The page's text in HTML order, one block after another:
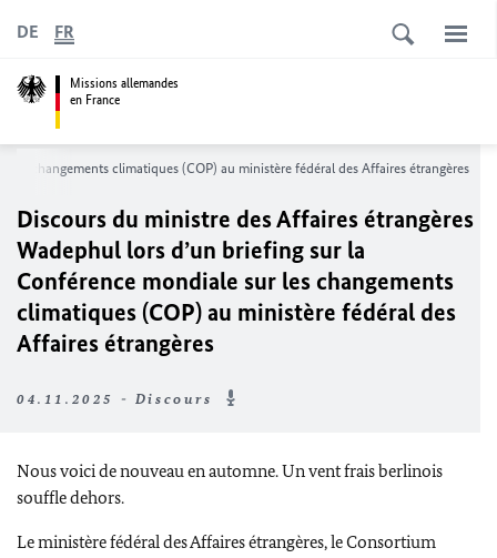
Missions allemandes
en France
DE FR
les changements climatiques (COP) au ministère fédéral des Affaires étrangères
Discours du ministre des Affaires étrangères
Wadephul lors d’un briefing sur la
Conférence mondiale sur les changements
climatiques (COP) au ministère fédéral des
Affaires étrangères
04.11.2025 - Discours
Nous voici de nouveau en automne. Un vent frais berlinois
souffle dehors.
Le ministère fédéral des Affaires étrangères, le Consortium